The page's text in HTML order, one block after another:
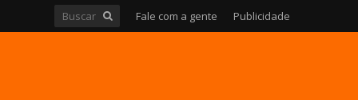
Fale com a gente Publicidade